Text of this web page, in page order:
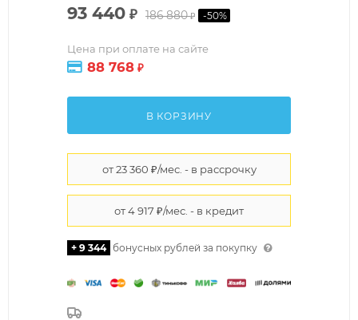
93 440 ₽ 186 880₽ -50%
Цена при оплате на сайте
88 768 ₽
В КОРЗИНУ
+ 9 344 бонусных рублей за покупку